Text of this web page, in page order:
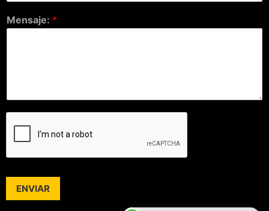
Mensaje: *
ENVIAR